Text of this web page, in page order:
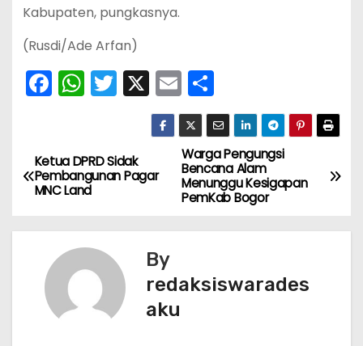
Kabupaten, pungkasnya.
(Rusdi/Ade Arfan)
F
a
e
b
o
k
W
h
ts
A
p
T
w
er
X E
m
ai
l
S
h
ar
e
N
a
v
Warga Pengungsi
Bencana Alam
Menunggu Kesigapan
PemKab Bogor
Ketua DPRD Sidak
Pembangunan Pagar
MNC Land
By
redaksiswarades
aku